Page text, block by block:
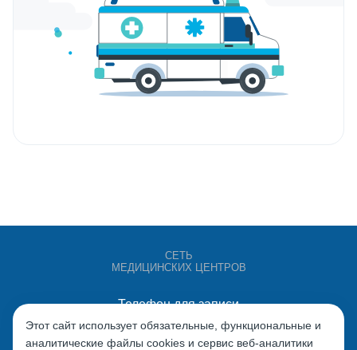
СЕТЬ
МЕДИЦИНСКИХ ЦЕНТРОВ
Телефон для записи
+7 (4932) 528-000
Этот сайт использует обязательные, функциональные и
аналитические файлы cookies и сервис веб-аналитики